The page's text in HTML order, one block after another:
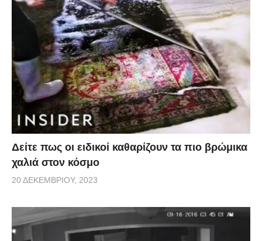
Δείτε πως οι ειδικοί καθαρίζουν τα πιο βρώμικα
χαλιά στον κόσμο
20 ΔΕΚΕΜΒΡΊΟΥ, 2023